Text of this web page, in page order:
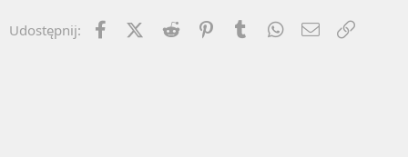
Udostępnij: FacebookX (Twitter)
Reddit PinterestTumblr WhatsApp
Email